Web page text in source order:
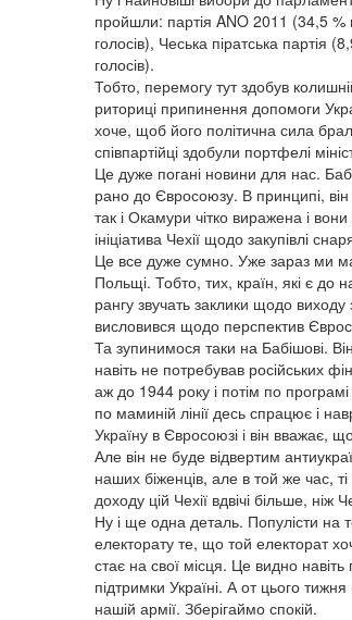
пройшли: партія ANO 2011 (34,5 %
голосів), Чеська піратська партія
голосів).
Тобто, перемогу тут здобув
риториці припинення допомоги
хоче, щоб його політична сила
співпартійці здобули портфелі
Це дуже погані новини для нас.
рано до Євросоюзу. В принципі,
так і Окамури чітко виражена і
ініціатива Чехії щодо закупівлі
Це все дуже сумно. Уже зараз ми
Польщі. Тобто, тих, країн, які є до
рангу звучать заклики щодо
висловився щодо перспектив
Та зупинимося таки на Бабішові.
навіть не потребував російських
аж до 1944 року і потім по
по маминій лінії десь спрацює і
Україну в Євросоюзі і він вважає,
Але він не буде відвертим
наших біженців, але в той же час,
доходу цій Чехії вдвічі більше, ніж
Ну і ще одна деталь. Популісти на
електорату те, що той електорат
стає на свої місця. Це видно
підтримки Україні. А от цього
нашій армії. Зберігаймо спокій.